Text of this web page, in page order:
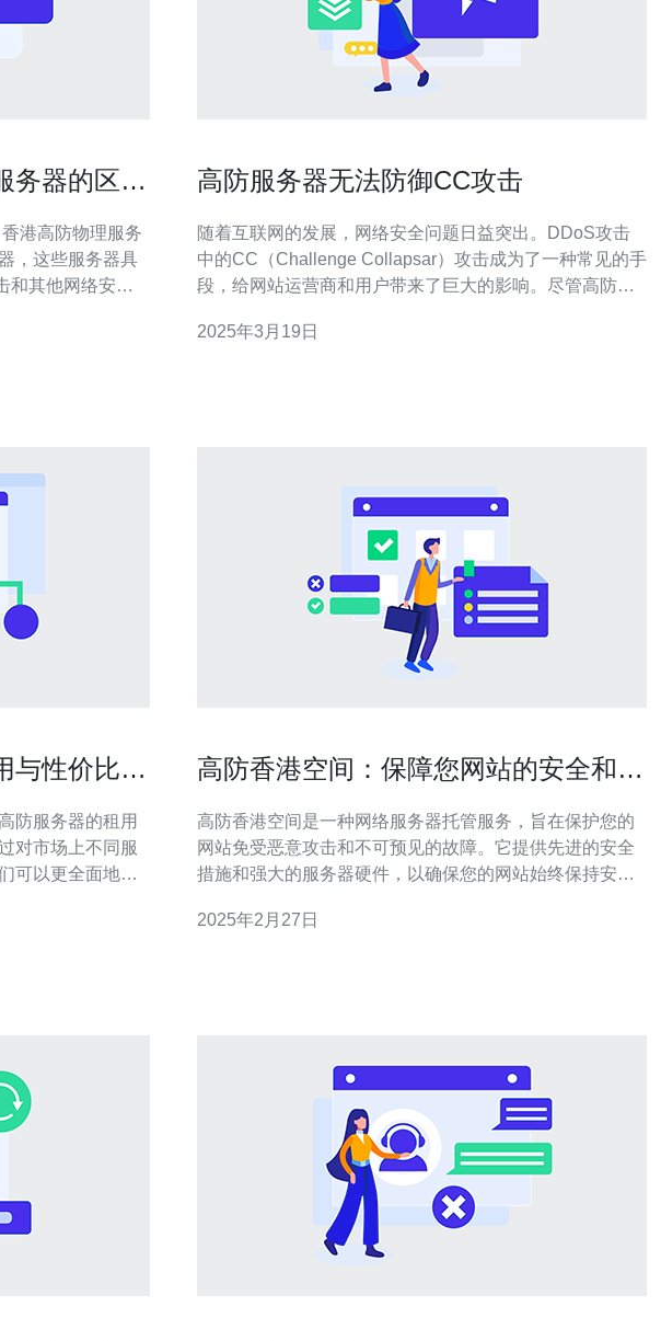
务器的区别
港高防物理服务
，这些服务器具
和其他网络安全
问题二：
高防服务器无法防御CC攻击
随着互联网的发展，网络安全问题日益突出。DDoS攻击
中的CC（Challenge Collapsar）攻击成为了一种常见的手
段，给网站运营商和用户带来了巨大的影响。尽管高防服
防服务器也存在无法完全防御CC攻击的困境。 CC攻击是
2025年3月19日
与性价比分
防服务器的租用
对市场上不同服
可以更全面地了
香港高防服务器
高防香港空间：保障您网站的安全和稳
高防香港空间是一种网络服务器托管服务，旨在保护您的
网站免受恶意攻击和不可预见的故障。它提供先进的安全
措施和强大的服务器硬件，以确保您的网站始终保持安全
安全防护，包括DDoS攻击防护、防火墙、入侵检测系统
2025年2月27日